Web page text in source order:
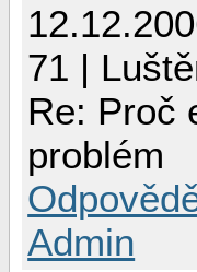
71 |
Re: Proč
problém
Admin